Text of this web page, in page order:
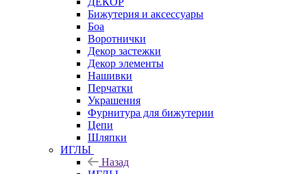
Бижутерия и аксессуары
Боа
Воротнички
Декор застежки
Декор элементы
Нашивки
Перчатки
Украшения
Фурнитура для бижутерии
Цепи
Шляпки
ИГЛЫ
Назад